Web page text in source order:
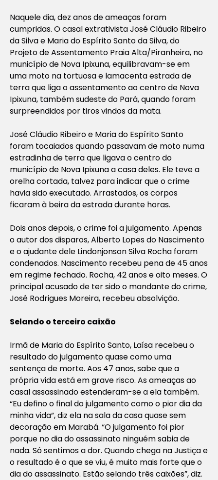
Naquele dia, dez anos de ameaças foram
cumpridas. O casal extrativista José Cláudio Ribeiro
da Silva e Maria do Espírito Santo da Silva, do
Projeto de Assentamento Praia Alta/Piranheira, no
município de Nova Ipixuna, equilibravam-se em
uma moto na tortuosa e lamacenta estrada de
terra que liga o assentamento ao centro de Nova
Ipixuna, também sudeste do Pará, quando foram
surpreendidos por tiros vindos da mata.
José Cláudio Ribeiro e Maria do Espírito Santo
foram tocaiados quando passavam de moto numa
estradinha de terra que ligava o centro do
município de Nova Ipixuna a casa deles. Ele teve a
orelha cortada, talvez para indicar que o crime
havia sido executado. Arrastados, os corpos
ficaram à beira da estrada durante horas.
Dois anos depois, o crime foi a julgamento. Apenas
o autor dos disparos, Alberto Lopes do Nascimento
e o ajudante dele Lindonjonson Silva Rocha foram
condenados. Nascimento recebeu pena de 45 anos
em regime fechado. Rocha, 42 anos e oito meses. O
principal acusado de ter sido o mandante do crime,
José Rodrigues Moreira, recebeu absolvição.
Selando o terceiro caixão
Irmã de Maria do Espírito Santo, Laísa recebeu o
resultado do julgamento quase como uma
sentença de morte. Aos 47 anos, sabe que a
própria vida está em grave risco. As ameaças ao
casal assassinado estenderam-se a ela também.
“Eu defino o final do julgamento como o pior dia da
minha vida”, diz ela na sala da casa quase sem
decoração em Marabá. “O julgamento foi pior
porque no dia do assassinato ninguém sabia de
nada. Só sentimos a dor. Quando chega na Justiça e
o resultado é o que se viu, é muito mais forte que o
dia do assassinato. Estão selando três caixões”, diz.